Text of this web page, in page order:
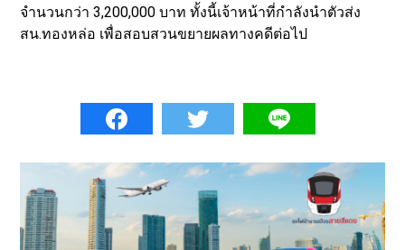
จำนวนกว่า 3,200,000 บาท ทั้งนี้เจ้าหน้าที่กำลังนำตัวส่ง
สน.ทองหล่อ เพื่อสอบสวนขยายผลทางคดีต่อไป